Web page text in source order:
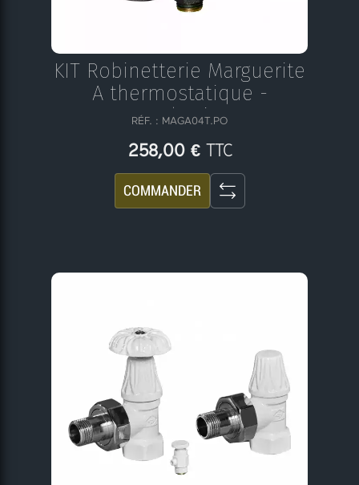
KIT Robinetterie Marguerite
A thermostatique -
Antrhacite
RÉF. : MAGA04T.PO
258,00 € TTC
COMMANDER